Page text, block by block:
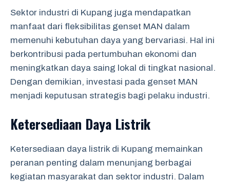
Sektor industri di Kupang juga mendapatkan
manfaat dari fleksibilitas genset MAN dalam
memenuhi kebutuhan daya yang bervariasi. Hal ini
berkontribusi pada pertumbuhan ekonomi dan
meningkatkan daya saing lokal di tingkat nasional.
Dengan demikian, investasi pada genset MAN
menjadi keputusan strategis bagi pelaku industri.
Ketersediaan Daya Listrik
Ketersediaan daya listrik di Kupang memainkan
peranan penting dalam menunjang berbagai
kegiatan masyarakat dan sektor industri. Dalam